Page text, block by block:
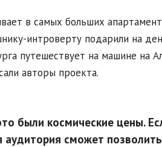
в самых больших
интроверту подарили на
путешествует на машине на
авторы проекта.
были космические цены.
сможет